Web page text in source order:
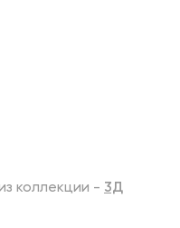
коллекции - 3Д